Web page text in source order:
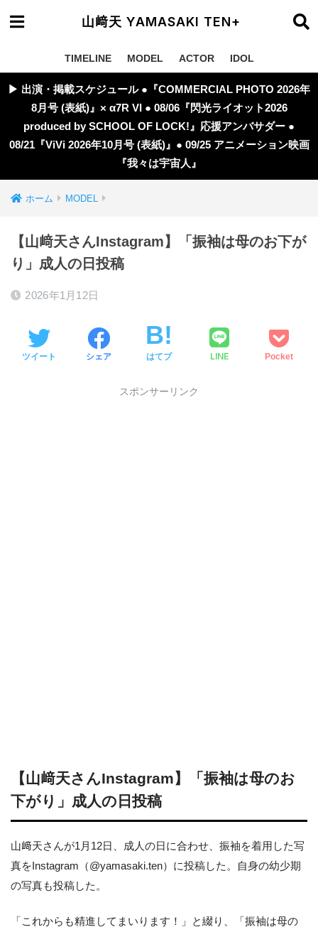
山﨑天 YAMASAKI TEN+
TIMELINE MODEL ACTOR IDOL
▶︎ 出演・掲載スケジュール ●『COMMERCIAL PHOTO 2026年
8月号 (表紙)』× α7R VI ● 08/06『閃光ライオット2026
produced by SCHOOL OF LOCK!』応援アンバサダー ●
08/21『ViVi 2026年10月号 (表紙)』● 09/25 アニメーション映画
『我々は宇宙人』
ホーム MODEL
【山﨑天さんInstagram】「振袖は母のお下が
り」成人の日投稿
2026年1月12日
ツイート シェア はてブ LINE Pocket
スポンサーリンク
【山﨑天さんInstagram】「振袖は母のお
下がり」成人の日投稿
山﨑天さんが1月12日、成人の日に合わせ、振袖を着用した写
真をInstagram（@yamasaki.ten）に投稿した。自身の幼少期
の写真も投稿した。
「これからも精進してまいります！」と綴り、「振袖は母の